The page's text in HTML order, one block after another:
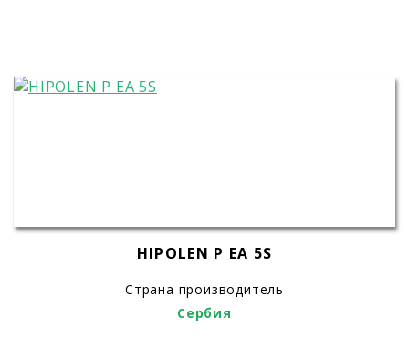
HIPOLEN P EA 5S
Страна производитель
Сербия